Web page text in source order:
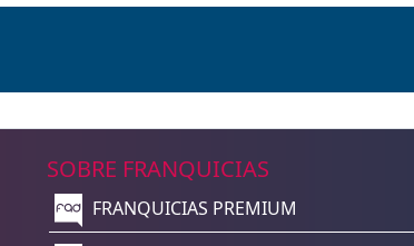
SOBRE FRANQUICIAS
FRANQUICIAS PREMIUM